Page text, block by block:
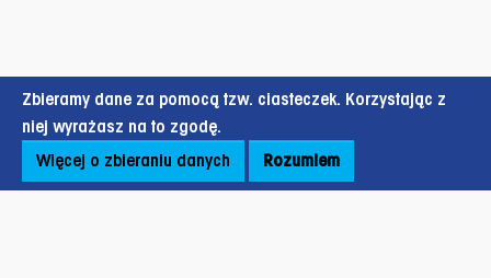
Zbieramy dane za pomocą tzw. ciasteczek. Korzystając z
niej wyrażasz na to zgodę.
Więcej o zbieraniu danych
Rozumiem